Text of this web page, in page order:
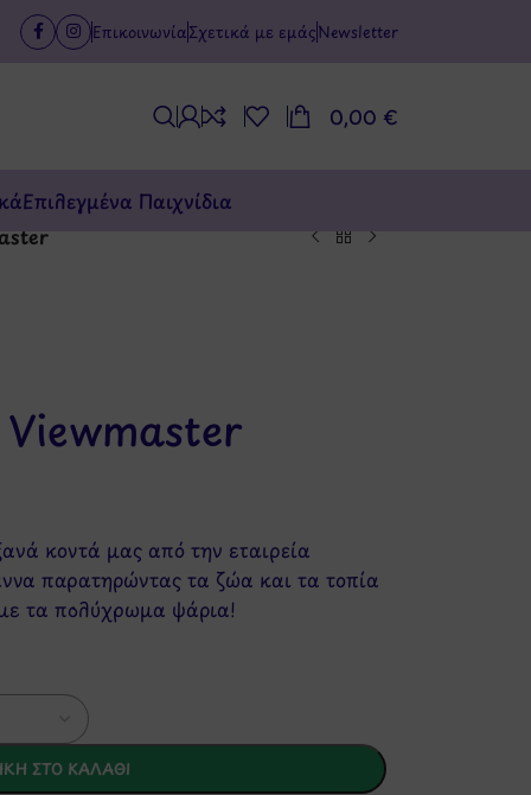
Επικοινωνία Σχετικά με εμάςNewsletter
0,00 €
Επιλεγμένα Παιχνίδια
κοντά μας από την εταιρεία
παρατηρώντας τα ζώα και τα τοπία
τα πολύχρωμα ψάρια!
ΣΤΟ ΚΑΛΆΘΙ